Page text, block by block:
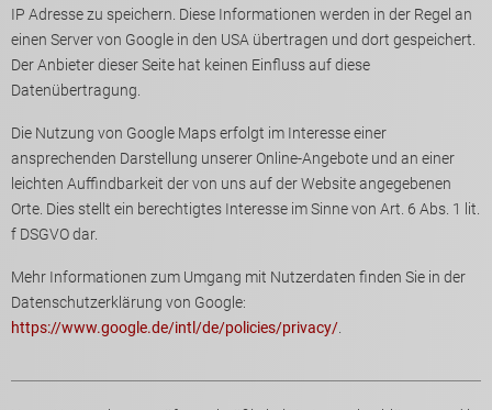
IP Adresse zu speichern. Diese Informationen werden in der Regel an
einen Server von Google in den USA übertragen und dort gespeichert.
Der Anbieter dieser Seite hat keinen Einfluss auf diese
Datenübertragung.
Die Nutzung von Google Maps erfolgt im Interesse einer
ansprechenden Darstellung unserer Online-Angebote und an einer
leichten Auffindbarkeit der von uns auf der Website angegebenen
Orte. Dies stellt ein berechtigtes Interesse im Sinne von Art. 6 Abs. 1 lit.
f DSGVO dar.
Mehr Informationen zum Umgang mit Nutzerdaten finden Sie in der
Datenschutzerklärung von Google:
https://www.google.de/intl/de/policies/privacy/.